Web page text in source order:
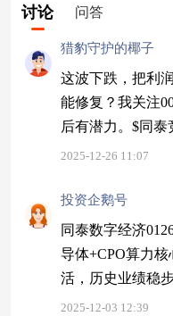
讨论 问答
猎豹守护的椰子
这波下跌，把利
能修复？我关注
后有潜力。$同泰
资战绩如何？#
2025-12-26 11:07
投资企鹅号
同泰数字经济
导体+CPO算力
活，历史业绩稳
想要布局科技的
2025-12-03 12:39